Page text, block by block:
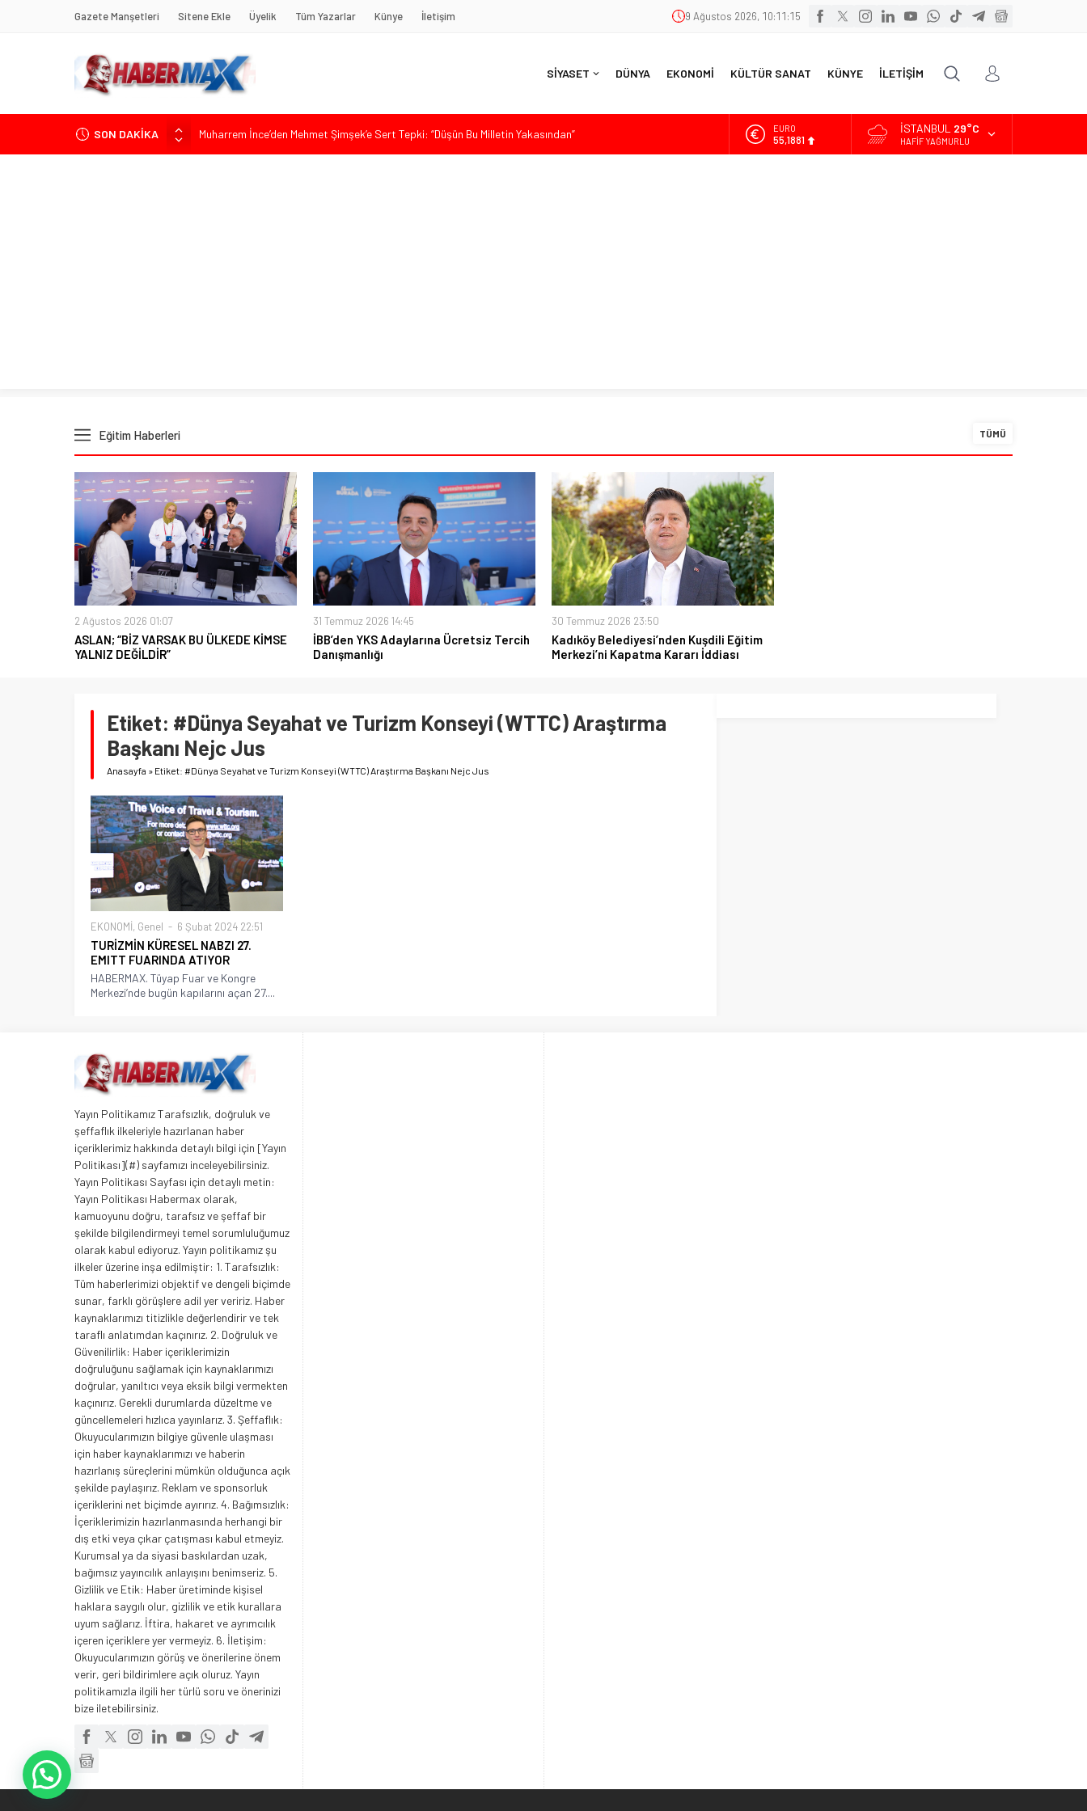
Gazete Manşetleri Sitene Ekle Üyelik Tüm Yazarlar Künye İletişim 9 Ağustos 2026, 10:11:15
SİYASET DÜNYA EKONOMİ KÜLTÜR SANAT KÜNYE İLETİŞİM
SON DAKİKA
Muharrem İnce’den Mehmet Şimşek’e Sert Tepki: “Düşün Bu Milletin Yakasından”
Ümit Özdağ’dan Gazilere Destek: “Türkiye, Gazilerinin Taleplerini Kabul Etmeli”
EURO
55,1881
İSTANBUL 29°C
HAFIF YAĞMURLU
Eğitim Haberleri TÜMÜ
2 Ağustos 2026 01:07
ASLAN; “BİZ VARSAK BU ÜLKEDE KİMSE
YALNIZ DEĞİLDİR”
31 Temmuz 2026 14:45
İBB’den YKS Adaylarına Ücretsiz Tercih
Danışmanlığı
30 Temmuz 2026 23:50
Kadıköy Belediyesi’nden Kuşdili Eğitim
Merkezi’ni Kapatma Kararı İddiası
Etiket: #Dünya Seyahat ve Turizm Konseyi (WTTC) Araştırma
Başkanı Nejc Jus
Anasayfa » Etiket: #Dünya Seyahat ve Turizm Konseyi (WTTC) Araştırma Başkanı Nejc Jus
EKONOMİ, Genel 6 Şubat 2024 22:51
TURİZMİN KÜRESEL NABZI 27.
EMITT FUARINDA ATIYOR
HABERMAX. Tüyap Fuar ve Kongre
Merkezi’nde bugün kapılarını açan 27....
Yayın Politikamız Tarafsızlık, doğruluk ve
şeffaflık ilkeleriyle hazırlanan haber
içeriklerimiz hakkında detaylı bilgi için [Yayın
Politikası](#) sayfamızı inceleyebilirsiniz.
Yayın Politikası Sayfası için detaylı metin:
Yayın Politikası Habermax olarak,
kamuoyunu doğru, tarafsız ve şeffaf bir
şekilde bilgilendirmeyi temel sorumluluğumuz
olarak kabul ediyoruz. Yayın politikamız şu
ilkeler üzerine inşa edilmiştir: 1. Tarafsızlık:
Tüm haberlerimizi objektif ve dengeli biçimde
sunar, farklı görüşlere adil yer veririz. Haber
kaynaklarımızı titizlikle değerlendirir ve tek
taraflı anlatımdan kaçınırız. 2. Doğruluk ve
Güvenilirlik: Haber içeriklerimizin
doğruluğunu sağlamak için kaynaklarımızı
doğrular, yanıltıcı veya eksik bilgi vermekten
kaçınırız. Gerekli durumlarda düzeltme ve
güncellemeleri hızlıca yayınlarız. 3. Şeffaflık:
Okuyucularımızın bilgiye güvenle ulaşması
için haber kaynaklarımızı ve haberin
hazırlanış süreçlerini mümkün olduğunca açık
şekilde paylaşırız. Reklam ve sponsorluk
içeriklerini net biçimde ayırırız. 4. Bağımsızlık:
İçeriklerimizin hazırlanmasında herhangi bir
dış etki veya çıkar çatışması kabul etmeyiz.
Kurumsal ya da siyasi baskılardan uzak,
bağımsız yayıncılık anlayışını benimseriz. 5.
Gizlilik ve Etik: Haber üretiminde kişisel
haklara saygılı olur, gizlilik ve etik kurallara
uyum sağlarız. İftira, hakaret ve ayrımcılık
içeren içeriklere yer vermeyiz. 6. İletişim:
Okuyucularımızın görüş ve önerilerine önem
verir, geri bildirimlere açık oluruz. Yayın
politikamızla ilgili her türlü soru ve önerinizi
bize iletebilirsiniz.